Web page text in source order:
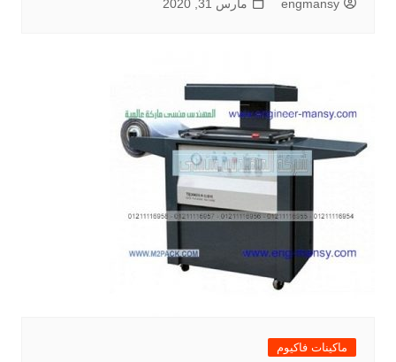
engmansy مارس 31, 2020
ماكينات فاكيوم